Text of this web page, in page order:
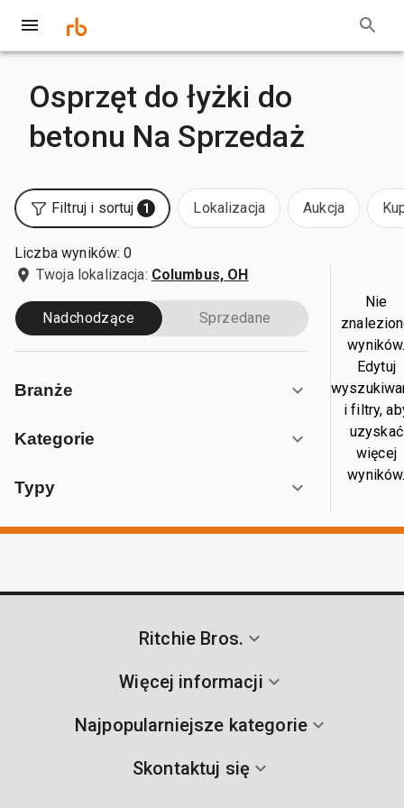
Osprzęt do łyżki do
betonu Na Sprzedaż
Filtruj i sortuj 1 Lokalizacja Aukcja
Liczba wyników: 0
Twoja lokalizacja: Columbus, OH
Nadchodzące Sprzedane
Branże
Kategorie
Typy
Nie
Edytuj
i filtry,
uzyskać
więcej
Ritchie Bros.
Więcej informacji
Najpopularniejsze kategorie
Skontaktuj się